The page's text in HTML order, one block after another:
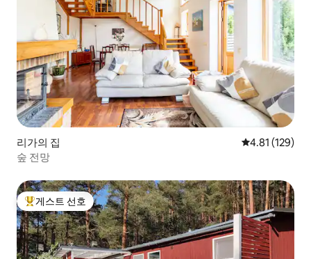
리가의 집 평점 4.81점(5
4.81 (129)
숲 전망
상위 게스트 선호
게스트 선호